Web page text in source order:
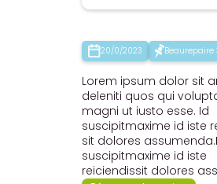
20/0/2023 Beaurepaire
Lorem ipsum dolor sit
deleniti quos qui
magni ut iusto esse. Id
suscipitmaxime id iste
sit dolores
suscipitmaxime id iste
reiciendissit dolores